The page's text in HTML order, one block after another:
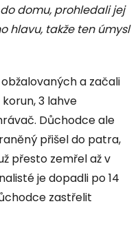
domu, prohledali jej
hlavu, takže ten úmysl
a začali
3 lahve
Důchodce ale
přišel do patra,
přesto zemřel až v
je dopadli po 14
zastřelit